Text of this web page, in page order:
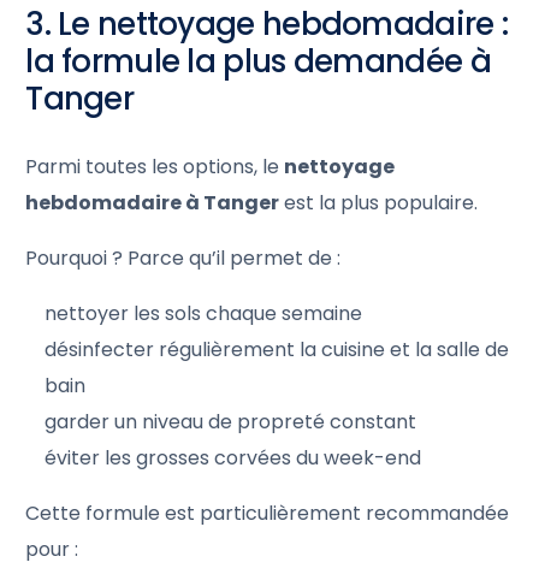
3. Le nettoyage hebdomadaire :
la formule la plus demandée à
Tanger
Parmi toutes les options, le nettoyage
hebdomadaire à Tangerest la plus populaire.
Pourquoi ? Parce qu’il permet de :
nettoyer les sols chaque semaine
désinfecter régulièrement la cuisine et la salle de
bain
garder un niveau de propreté constant
éviter les grosses corvées du week-end
Cette formule est particulièrement recommandée
pour :